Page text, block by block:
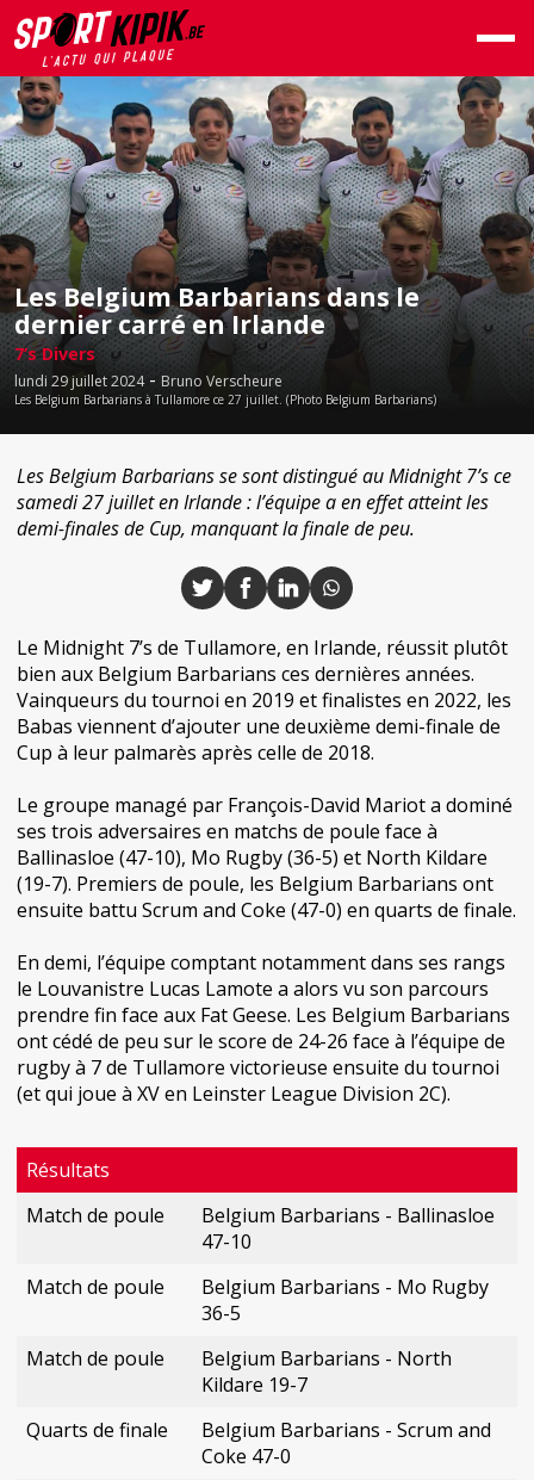
Les Belgium Barbarians dans le
dernier carré en Irlande
7’s Divers
lundi 29 juillet 2024- Bruno Verscheure
Les Belgium Barbarians à Tullamore ce 27 juillet. (Photo Belgium Barbarians)
Les Belgium Barbarians se sont distingué au Midnight 7’s ce
samedi 27 juillet en Irlande : l’équipe a en effet atteint les
demi-finales de Cup, manquant la finale de peu.
Le Midnight 7’s de Tullamore, en Irlande, réussit plutôt
bien aux Belgium Barbarians ces dernières années.
Vainqueurs du tournoi en 2019 et finalistes en 2022, les
Babas viennent d’ajouter une deuxième demi-finale de
Cup à leur palmarès après celle de 2018.
Le groupe managé par François-David Mariot a dominé
ses trois adversaires en matchs de poule face à
Ballinasloe (47-10), Mo Rugby (36-5) et North Kildare
(19-7). Premiers de poule, les Belgium Barbarians ont
ensuite battu Scrum and Coke (47-0) en quarts de finale.
En demi, l’équipe comptant notamment dans ses rangs
le Louvanistre Lucas Lamote a alors vu son parcours
prendre fin face aux Fat Geese. Les Belgium Barbarians
ont cédé de peu sur le score de 24-26 face à l’équipe de
rugby à 7 de Tullamore victorieuse ensuite du tournoi
(et qui joue à XV en Leinster League Division 2C).
Résultats
Match de poule
Belgium Barbarians - Ballinasloe
47-10
Match de poule
Belgium Barbarians - Mo Rugby
36-5
Match de poule
Belgium Barbarians - North
Kildare 19-7
Quarts de finale
Belgium Barbarians - Scrum and
Coke 47-0